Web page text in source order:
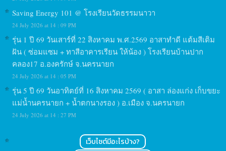
Saving Energy 101 @ โรงเรียนวัดธรรมนาวา
24 July 2026 at 14 : 09 PM
รุ่น 1 ปี 69 วันเสาร์ที่ 22 สิงหาคม พ.ศ.2569 อาสาทำดี แต้มสีเติม
ฝัน ( ซ่อมแซม + ทาสีอาคารเรียน ให้น้อง ) โรงเรียนบ้านปาก
คลอง17 อ.องครักษ์ จ.นครนายก
24 July 2026 at 14 : 05 PM
รุ่น 5 ปี 69 วันอาทิตย์ที่ 16 สิงหาคม 2569 ( อาสา ล่องแก่ง เก็บขยะ
แม่น้ำนครนายก + น้ำตกนางรอง ) อ.เมือง จ.นครนายก
24 July 2026 at 14 : 27 PM
เว็บไซต์มีอะไรบ้าง?